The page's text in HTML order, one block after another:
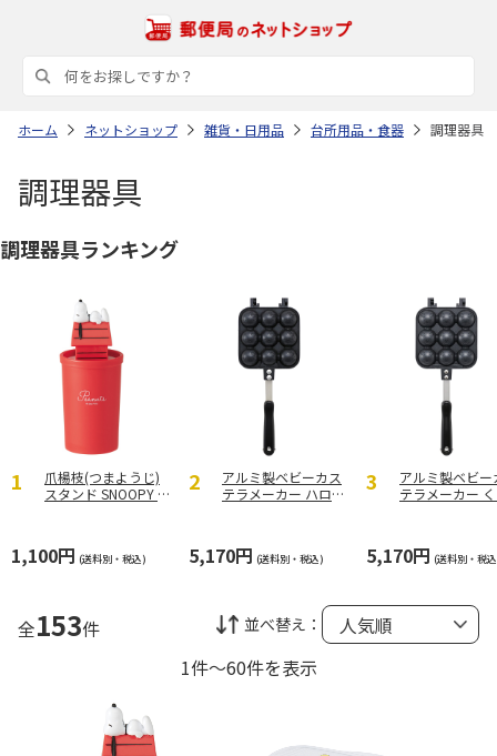
ホーム ネットショップ 雑貨・日用品 台所用品・食器 調理器具
調理器具
調理器具ランキング
爪楊枝(つまようじ)
スタンド SNOOPY T
1,100円 (送料別・税込)
アルミ製ベビーカス
テラメーカー ハロー
5,170円 (送料別・税込)
アルミ製ベビー
テラメーカー
5,170円 (送料別・税
全153件 並べ替え：
1件～60件を表示